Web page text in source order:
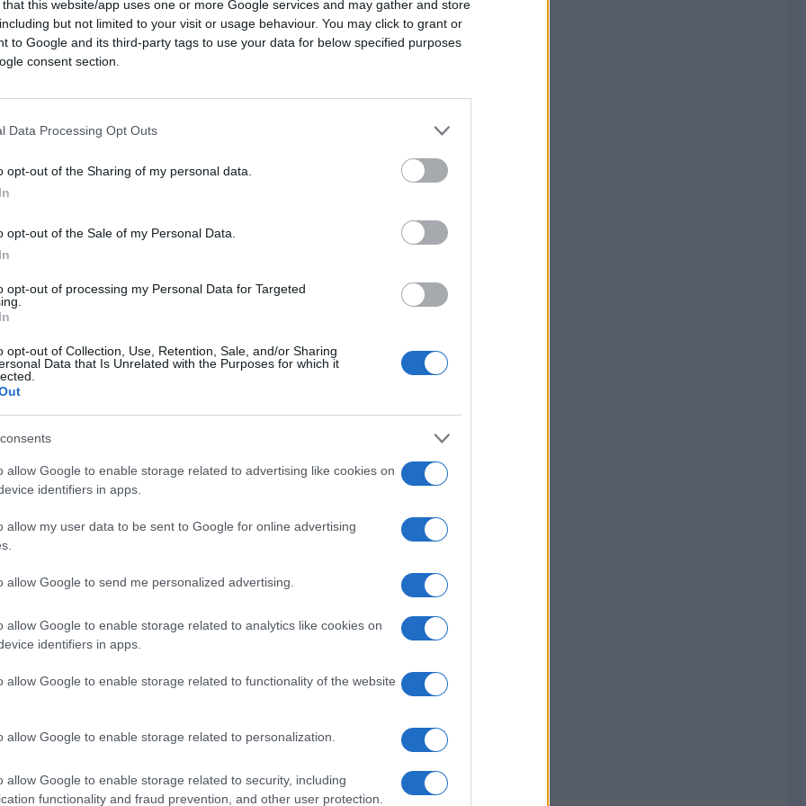
that this website/app uses one or more Google services and may gather and store
but not limited to your visit or usage behaviour. You may click to grant or
to Google and its third-party tags to use your data for below specified purposes
consent section.
Data Processing Opt Outs
opt-out of the Sharing of my personal data.
opt-out of the Sale of my Personal Data.
opt-out of processing my Personal Data for Targeted
opt-out of Collection, Use, Retention, Sale, and/or Sharing
Data that Is Unrelated with the Purposes for which it
allow Google to enable storage related to advertising like cookies on
identifiers in apps.
allow my user data to be sent to Google for online advertising
allow Google to send me personalized advertising.
allow Google to enable storage related to analytics like cookies on
identifiers in apps.
allow Google to enable storage related to functionality of the website
allow Google to enable storage related to personalization.
allow Google to enable storage related to security, including
functionality and fraud prevention, and other user protection.
e ciò che poi ne è scaturito, ovvero il
politico di centrosinistra che fece di
e annesso circo mediatico lo
che si portò un
dal 2015 in poi: il mondo non
sempre più penetranti e in grado
di post, infografiche,meme non è più a
sono gli altri a padroneggiare molto
ciò accade su tutti i
non smetterà di considerare sempre e
il controllo
sui
che suddetto mondo elabora tre concetti
,“fake news” e“fact checking”: dietro il
si nascondeva il
tentativo di
che ci fosse bisogno di un arbitro e al
loro glossario guarda caso spuntato
indignato che hanno condiviso sul loro
a spiegare agli “analfabeti